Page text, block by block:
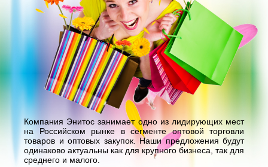
Компания Энитос занимает одно из лидирующих мест
на Российском рынке в сегменте оптовой торговли
товаров и оптовых закупок. Наши предложения будут
одинаково актуальны как для крупного бизнеса, так для
среднего и малого.